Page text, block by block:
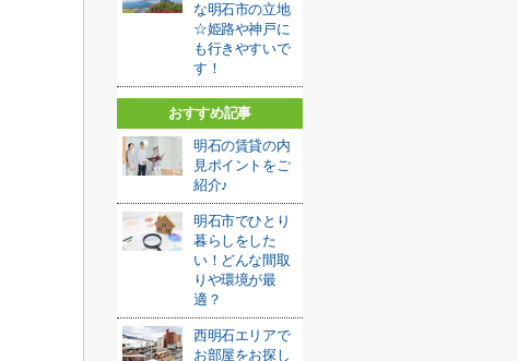
な明石市の立地
☆姫路や神戸に
も行きやすいで
す！
おすすめ記事
明石の賃貸の内
見ポイントをご
紹介♪
明石市でひとり
暮らしをした
い！どんな間取
りや環境が最
適？
西明石エリアで
お部屋をお探し